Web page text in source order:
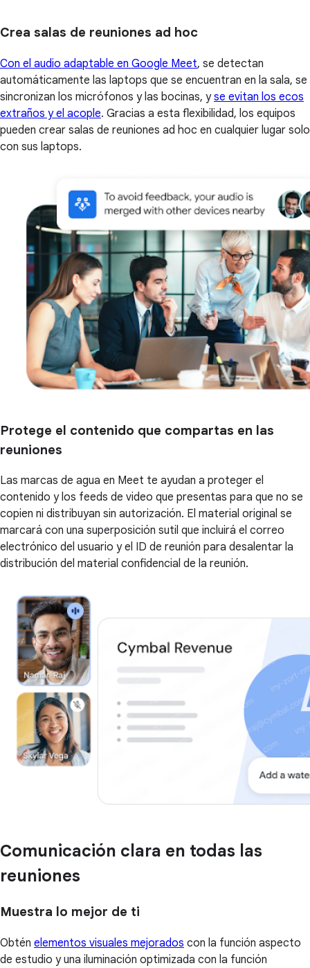
Crea salas de reuniones ad hoc
Con el audio adaptable en Google Meet, se detectan
automáticamente las laptops que se encuentran en la sala, se
sincronizan los micrófonos y las bocinas, yse evitan los ecos
extraños y el acople. Gracias a esta flexibilidad, los equipos
pueden crear salas de reuniones ad hoc en cualquier lugar solo
con sus laptops.
Protege el contenido que compartas en las
reuniones
Las marcas de agua en Meet te ayudan a proteger el
contenido y los feeds de video que presentas para que no se
copien ni distribuyan sin autorización. El material original se
marcará con una superposición sutil que incluirá el correo
electrónico del usuario y el ID de reunión para desalentar la
distribución del material confidencial de la reunión.
Comunicación clara en todas las
reuniones
Muestra lo mejor de ti
Obtén elementos visuales mejorados con la función aspecto
de estudio y una iluminación optimizada con la función